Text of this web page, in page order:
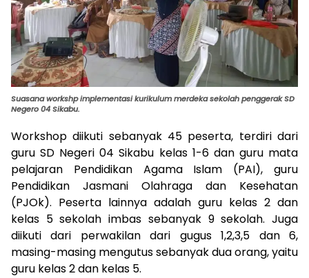
Suasana workshp implementasi kurikulum merdeka sekolah penggerak SD
Negero 04 Sikabu.
Workshop diikuti sebanyak 45 peserta, terdiri dari
guru SD Negeri 04 Sikabu kelas 1-6 dan guru mata
pelajaran Pendidikan Agama Islam (PAI), guru
Pendidikan Jasmani Olahraga dan Kesehatan
(PJOk). Peserta lainnya adalah guru kelas 2 dan
kelas 5 sekolah imbas sebanyak 9 sekolah. Juga
diikuti dari perwakilan dari gugus 1,2,3,5 dan 6,
masing-masing mengutus sebanyak dua orang, yaitu
guru kelas 2 dan kelas 5.